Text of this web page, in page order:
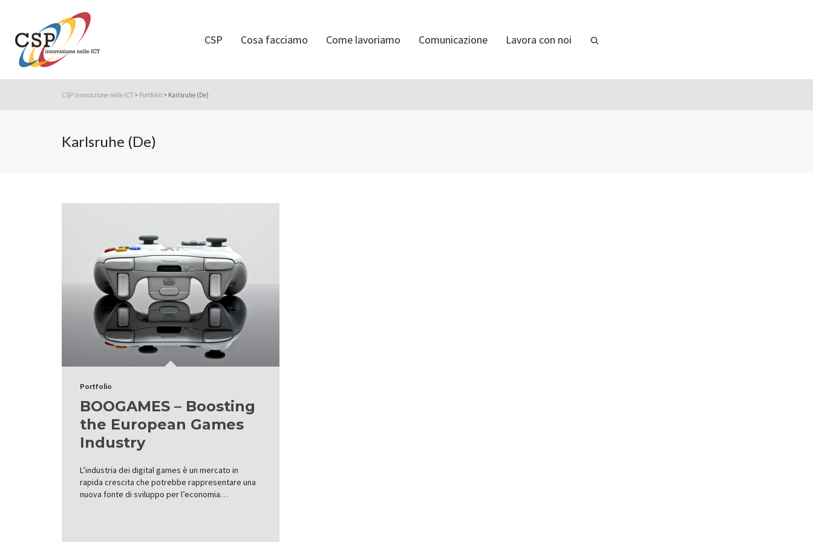
CSP Cosa facciamo Come lavoriamo Comunicazione Lavora con noi
CSP innovazione nelle ICT > Portfolio > Karlsruhe (De)
Karlsruhe (De)
Portfolio
BOOGAMES – Boosting
the European Games
Industry
L’industria dei digital games è un mercato in
rapida crescita che potrebbe rappresentare una
nuova fonte di sviluppo per l’economia…